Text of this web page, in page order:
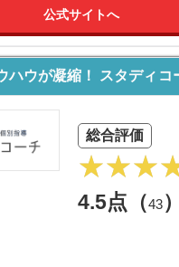
公式サイトへ
ハウが凝縮！ スタディコ
総合評価
4.5点（43）